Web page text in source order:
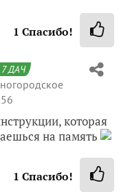
1 Спасибо!
ДАЧ
которая
на память
1 Спасибо!